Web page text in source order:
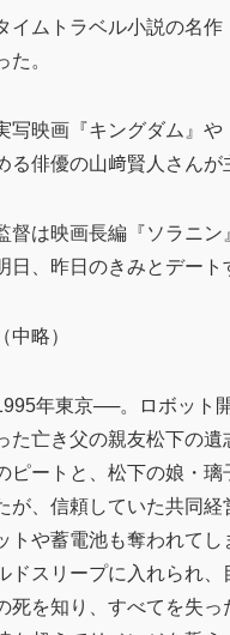
イムトラベル小説の名
た。
写映画『キングダム』
る俳優の山﨑賢人さんが
督は映画長編『ソラニ
日、昨日のきみとデート
（中略）
年東京──。ロボット
た亡き父の親友松下の
ピートと、松下の娘・
が、信頼していた共同
トや蓄電池も奪われて
ドスリープに入れられ
死を知り、すべてを失